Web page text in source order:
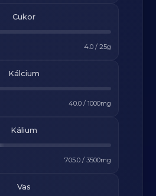
Cukor
4.0/ 25g
Kálcium
40.0/ 1000mg
Kálium
705.0/ 3500mg
Vas